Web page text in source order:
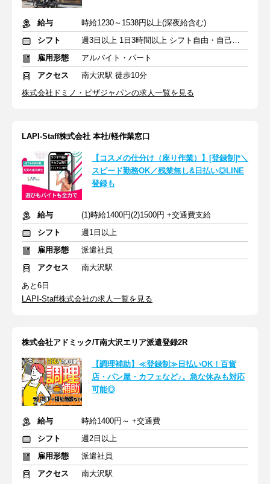
給与
時給1230～1538円以上(深夜給含む)
シフト
週3日以上 1日3時間以上 シフト自由・自己申告
雇用形態
アルバイト・パート
アクセス
南大沢駅 徒歩10分
株式会社ドミノ・ピザジャパンの求人一覧を見る
LAPI-Staff株式会社 本社/軽作業窓口
【コスメの仕分け（座り作業）】[登録制]*＼
スピード勤務OK／残業無し&日払い◎LINE
登録も
給与
(1)時給1400円(2)1500円 +交通費支給
シフト
週1日以上
雇用形態
派遣社員
アクセス
南大沢駅
あと6日
LAPI-Staff株式会社の求人一覧を見る
株式会社アドミック/T南大沢エリア派遣登録2R
【調理補助】≪登録制≫日払いOK！百貨
店・パン屋・カフェなど♪。急な休みも対応
可能◎
給与
時給1400円～ +交通費
シフト
週2日以上
雇用形態
派遣社員
アクセス
南大沢駅